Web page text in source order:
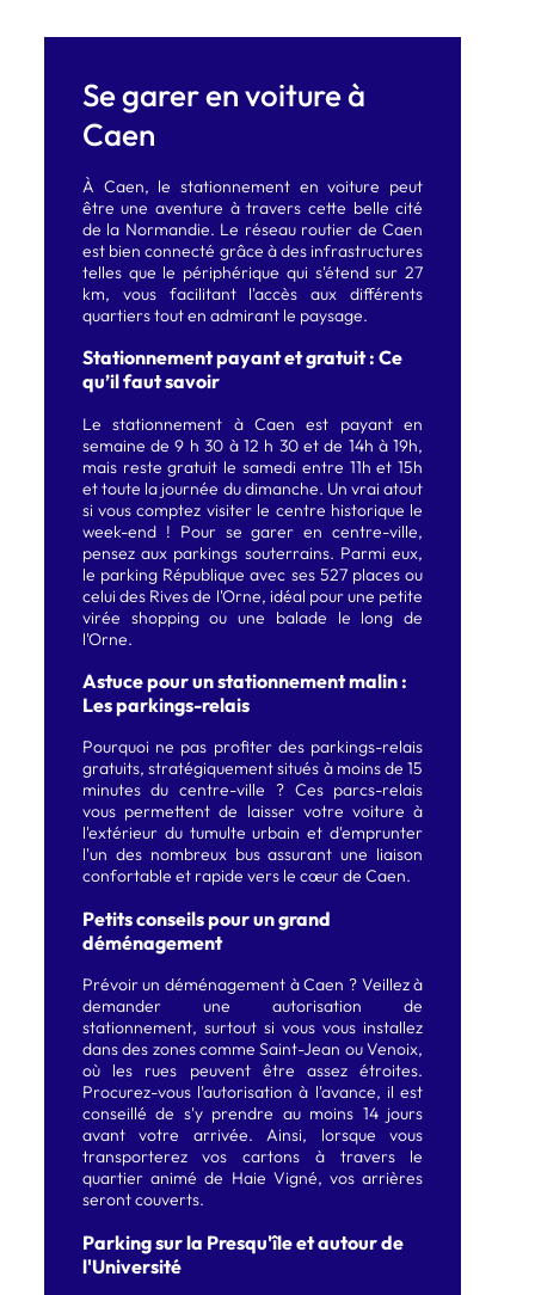
Se garer en voiture à
Caen
À Caen, lestationnement en voiture peut
être une aventure à travers cette belle cité
de la Normandie. Le réseau routier de Caen
est bien connecté grâce à des infrastructures
telles que le périphérique qui s'étend sur 27
km, vous facilitant l'accès aux différents
quartiers tout en admirant le paysage.
Stationnement payant et gratuit : Ce
qu’il faut savoir
Le stationnement à Caen est payant en
semaine de 9 h 30 à 12 h 30 et de 14h à 19h,
mais reste gratuit le samedi entre 11h et 15h
et toute la journée du dimanche. Un vrai atout
si vous comptez visiter le centre historique le
week-end ! Pour se garer en centre-ville,
pensez aux parkings souterrains. Parmi eux,
le parking République avec ses 527 places ou
celui des Rives de l'Orne, idéal pour une petite
virée shopping ou une balade le long de
l'Orne.
Astuce pour un stationnement malin :
Les parkings-relais
Pourquoi ne pas profiter des parkings-relais
gratuits, stratégiquement situés à moins de 15
minutes du centre-ville ? Ces parcs-relais
vous permettent de laisser votre voiture à
l'extérieur du tumulte urbain et d'emprunter
l'un des nombreux bus assurant une liaison
confortable et rapide vers le cœur de Caen.
Petits conseils pour un grand
déménagement
Prévoir un déménagement à Caen ? Veillez à
demander une autorisation de
stationnement, surtout si vous vous installez
dans des zones comme Saint-Jean ou Venoix,
où les rues peuvent être assez étroites.
Procurez-vous l'autorisation à l'avance, il est
conseillé de s'y prendre au moins 14 jours
avant votre arrivée. Ainsi, lorsque vous
transporterez vos cartons à travers le
quartier animé de Haie Vigné, vos arrières
seront couverts.
Parking sur la Presqu'île et autour de
l'Université